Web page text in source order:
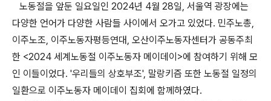
노동절을 앞둔 일요일인 2024년 4월 28일, 서울역 광장에는
다양한 언어가 다양한 사람들 사이에서 오가고 있었다. 민주노총,
이주노조, 이주노동자평등연대, 오산이주노동자센터가 공동주최
한 <2024 세계노동절 이주노동자 메이데이>에 참여하기 위해 모
인 이들이었다. '우리들의 상호부조', 말랑키즘 또한 노동절 일정의
일환으로 이주노동자 메이데이 집회에 함께하였다.